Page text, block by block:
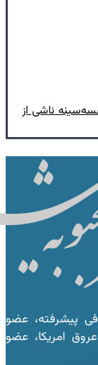
ناشی از
پیشرفته، عضو
امریکا، عضو